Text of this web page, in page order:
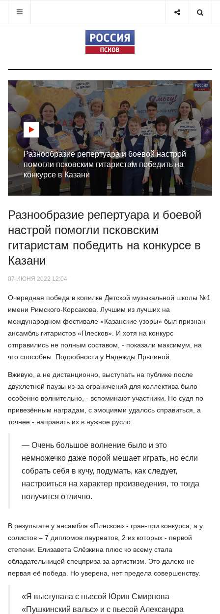
Разнообразие репертуара и боевой настрой
помогли псковским гитаристам победить на
конкурсе в Казани
Разнообразие репертуара и боевой
настрой помогли псковским
гитаристам победить на конкурсе в
Казани
07 ИЮНЯ 2022 12:04
Очередная победа в копилке Детской музыкальной школы №1
имени Римского-Корсакова. Лучшим из лучших на
международном фестивале «Казанские узоры» был признан
ансамбль гитаристов «Плесков». И хотя на конкурс
отправились не полным составом, - показали максимум, на
что способны. Подробности у Надежды Прыгиной.
Вживую, а не дистанционно, выступать на публике после
двухлетней паузы из-за ограничений для коллектива было
особенно волнительно, - вспоминают участники. Но судя по
привезённым наградам, с эмоциями удалось справиться, а
точнее - направить их в нужное русло.
— Очень большое волнение было и это
немножечко даже порой мешает играть, но если
собрать себя в кучу, подумать, как следует,
настроиться на характер произведения, то тогда
получится отлично.
В результате у ансамбля «Плесков» - гран-при конкурса, а у
солистов – 7 дипломов лауреатов, 2 из которых - первой
степени. Елизавета Слёзкина плюс ко всему стала
обладательницей спецприза за артистизм. Это далеко не
первая её победа. Но уверена, нет предела совершенству.
«Я выступала с пьесой Юрия Смирнова
«Пушкинский вальс» и с пьесой Александра